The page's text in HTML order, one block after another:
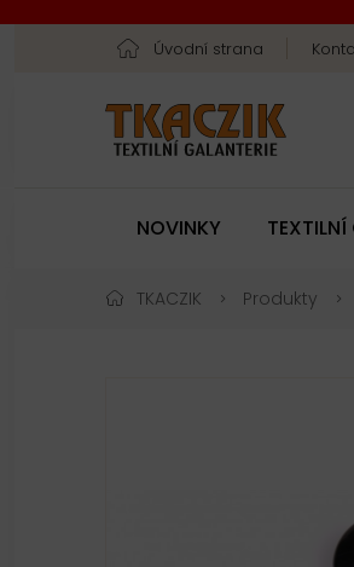
Úvodní strana
NOVINKY TEXTILNÍ
TKACZIK Produkty